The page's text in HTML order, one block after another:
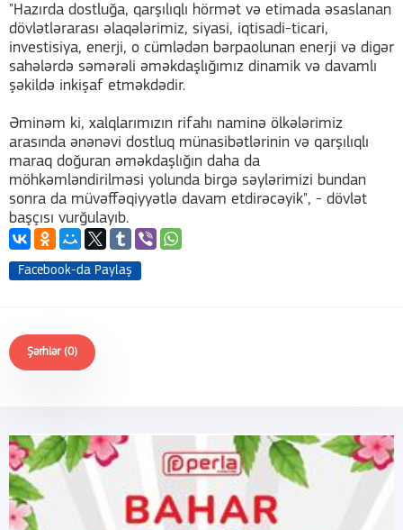
"Hazırda dostluğa, qarşılıqlı hörmət və etimada əsaslanan
dövlətlərarası əlaqələrimiz, siyasi, iqtisadi-ticari,
investisiya, enerji, o cümlədən bərpaolunan enerji və digər
sahələrdə səmərəli əməkdaşlığımız dinamik və davamlı
şəkildə inkişaf etməkdədir.
Əminəm ki, xalqlarımızın rifahı naminə ölkələrimiz
arasında ənənəvi dostluq münasibətlərinin və qarşılıqlı
maraq doğuran əməkdaşlığın daha da
möhkəmləndirilməsi yolunda birgə səylərimizi bundan
sonra da müvəffəqiyyətlə davam etdirəcəyik", - dövlət
başçısı vurğulayıb.
Facebook-da Paylaş
Şərhlər (0)